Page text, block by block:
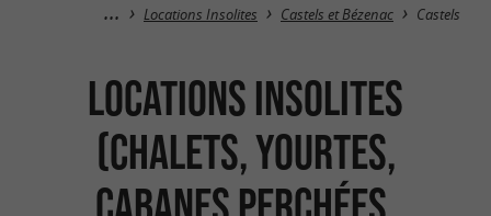
Locations Insolites Castels et Bézenac Castels
Locations Insolites
(Chalets, Yourtes,
Cabanes perchées,